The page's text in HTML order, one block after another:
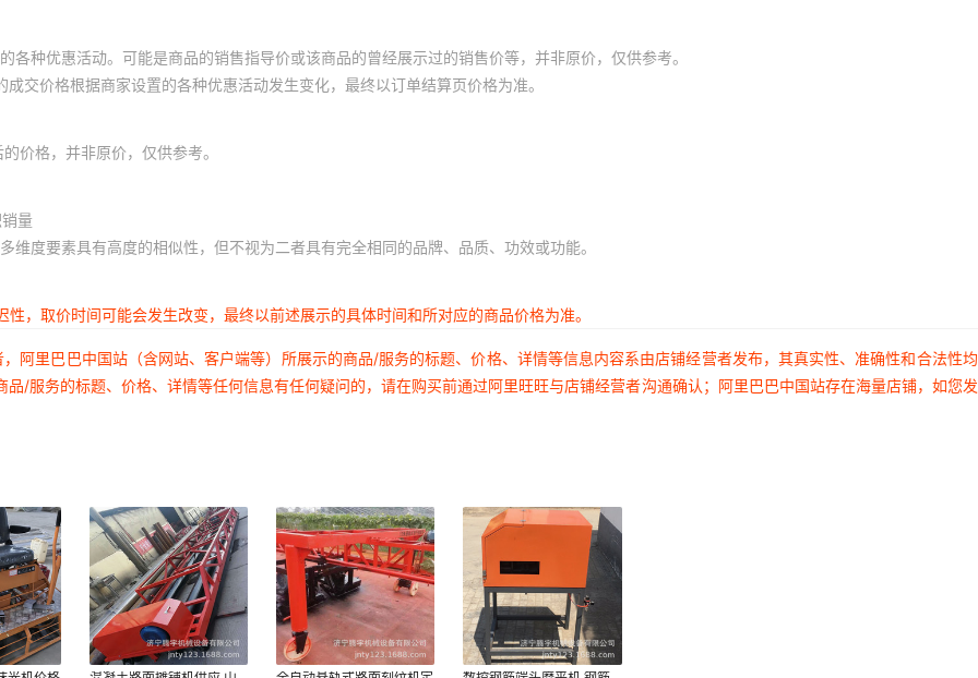
种优惠活动。可能是商品的销售指导价或该商品的曾经展示过的销售价等，并非原价，仅供参考。
交价格根据商家设置的各种优惠活动发生变化，最终以订单结算页价格为准。
价格，并非原价，仅供参考。
量
度要素具有高度的相似性，但不视为二者具有完全相同的品牌、品质、功效或功能。
，取价时间可能会发生改变，最终以前述展示的具体时间和所对应的商品价格为准。
阿里巴巴中国站（含网站、客户端等）所展示的商品/服务的标题、价格、详情等信息内容系由店铺经营者发布，其真实性、准确性和合法性
/服务的标题、价格、详情等任何信息有任何疑问的，请在购买前通过阿里旺旺与店铺经营者沟通确认；阿里巴巴中国站存在海量店铺，如您